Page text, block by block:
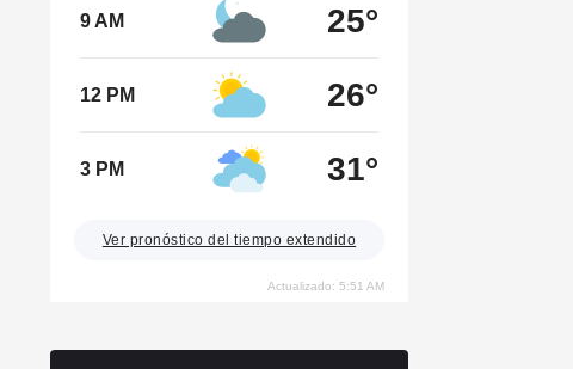
9 AM 25°
12 PM 26°
3 PM 31°
Ver pronóstico del tiempo extendido
Actualizado: 5:51 AM